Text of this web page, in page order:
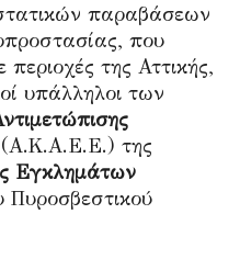
παραβάσεων
που
της Αττικής,
υπάλληλοι των
της
Εγκλημάτων